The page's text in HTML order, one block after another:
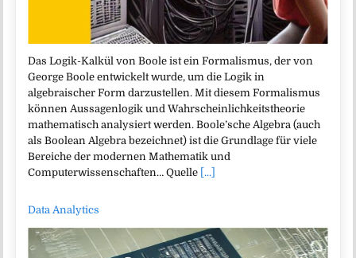
Das Logik-Kalkül von Boole ist ein Formalismus, der von
George Boole entwickelt wurde, um die Logik in
algebraischer Form darzustellen. Mit diesem Formalismus
können Aussagenlogik und Wahrscheinlichkeitstheorie
mathematisch analysiert werden. Boole’sche Algebra (auch
als Boolean Algebra bezeichnet) ist die Grundlage für viele
Bereiche der modernen Mathematik und
Computerwissenschaften… Quelle [...]
Data Analytics